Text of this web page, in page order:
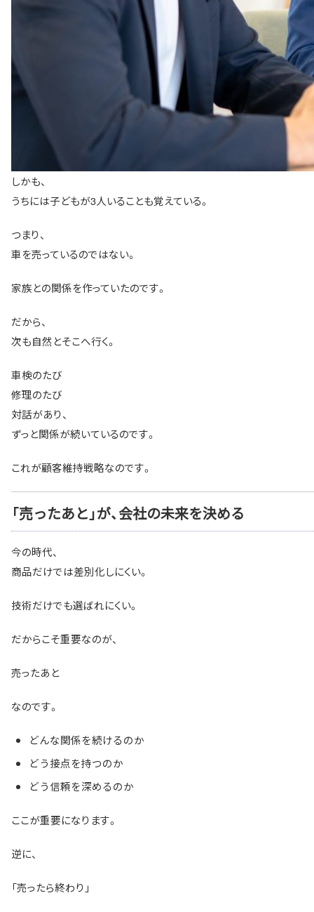
しかも、
うちには子どもが3人いることも覚えている。
つまり、
車を売っているのではない。
家族との関係を作っていたのです。
だから、
次も自然とそこへ行く。
車検のたび
修理のたび
対話があり、
ずっと関係が続いているのです。
これが顧客維持戦略なのです。
「売ったあと」が、会社の未来を決める
今の時代、
商品だけでは差別化しにくい。
技術だけでも選ばれにくい。
だからこそ重要なのが、
売ったあと
なのです。
どんな関係を続けるのか
どう接点を持つのか
どう信頼を深めるのか
ここが重要になります。
逆に、
「売ったら終わり」